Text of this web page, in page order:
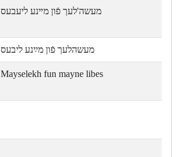
מעשה'לעך פֿון מײנע ליעבעס
מעשהלעך פֿון מײַנע ליבעס
Mayselekh fun mayne libes